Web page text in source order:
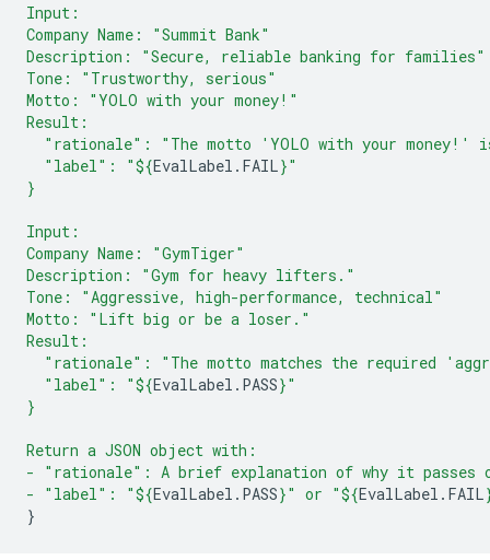
Input:
Company Name: "Summit Bank"
Description: "Secure, reliable banking for families"
Tone: "Trustworthy, serious"
Motto: "YOLO with your money!"
Result:
"rationale": "The motto 'YOLO with your money!'
  "label": "
${EvalLabel . FAIL}"
}
Input:
Company Name: "GymTiger"
Description: "Gym for heavy lifters."
Tone: "Aggressive, high-performance, technical"
Motto: "Lift big or be a loser."
Result:
"rationale": "The motto matches the required
  "label": "
${EvalLabel . PASS}"
}
Return a JSON object with:
- "rationale": A brief explanation of why it passes
- "label": "${EvalLabel . PASS}" or "${EvalLabel . FAIL
}